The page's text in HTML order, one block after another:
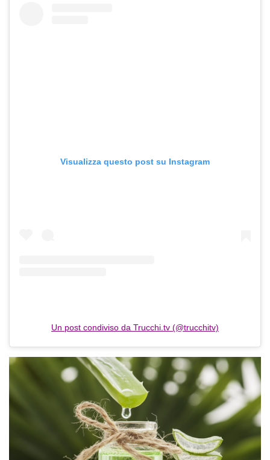
Visualizza questo post su Instagram
Un post condiviso da Trucchi.tv (@trucchitv)